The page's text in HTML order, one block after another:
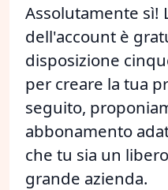
Assolutamente sì!
dell'account è
disposizione
per creare la tua
seguito,
abbonamento
che tu sia un
grande azienda.